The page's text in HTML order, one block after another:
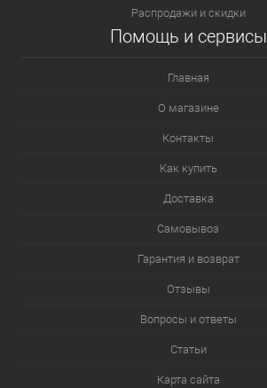
Распродажи и скидки
Помощь и сервисы
Главная
О магазине
Контакты
Как купить
Доставка
Самовывоз
Гарантия и возврат
Отзывы
Вопросы и ответы
Статьи
Карта сайта